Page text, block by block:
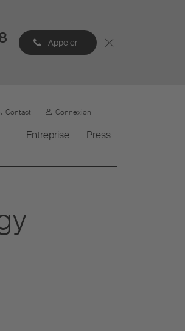
Appeler
Contact Connexion
Entreprise Press